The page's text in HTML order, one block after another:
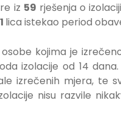
iz 59 rješenja o
lica istekao period
kojima je
izolacije od 14
izrečenih mjera, te
nisu razvile